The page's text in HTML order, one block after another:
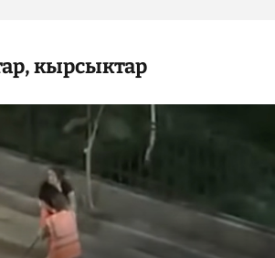
кырсыктар